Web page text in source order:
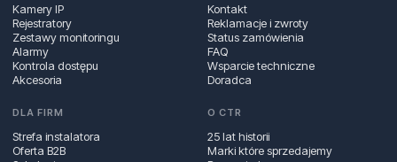
Kamery IP
Rejestratory
Zestawy monitoringu
Alarmy
Kontrola dostępu
Akcesoria
Kontakt
Reklamacje i zwroty
Status zamówienia
FAQ
Wsparcie techniczne
Doradca
DLA FIRM
Strefa instalatora
Oferta B2B
O CTR
25 lat historii
Marki które sprzedajemy